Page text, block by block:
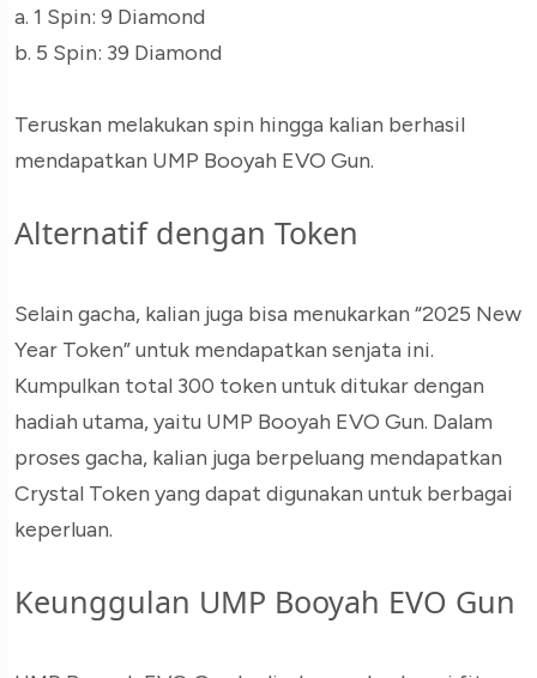
a. 1 Spin: 9 Diamond
b. 5 Spin: 39 Diamond
Teruskan melakukan spin hingga kalian berhasil
mendapatkan UMP Booyah EVO Gun.
Alternatif dengan Token
Selain gacha, kalian juga bisa menukarkan “2025 New
Year Token” untuk mendapatkan senjata ini.
Kumpulkan total 300 token untuk ditukar dengan
hadiah utama, yaitu UMP Booyah EVO Gun. Dalam
proses gacha, kalian juga berpeluang mendapatkan
Crystal Token yang dapat digunakan untuk berbagai
keperluan.
Keunggulan UMP Booyah EVO Gun